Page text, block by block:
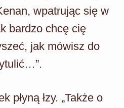
wpatrując się w
bardzo chcę cię
jak mówisz do
płyną łzy. „Także o